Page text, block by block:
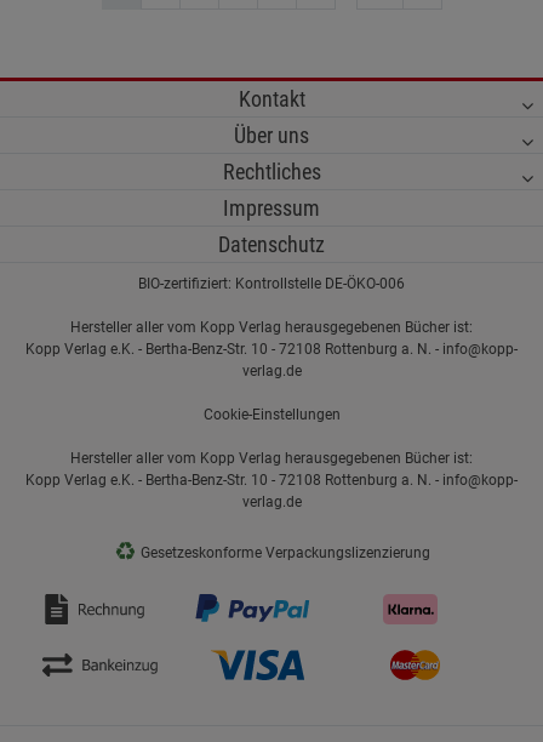
Kontakt
Über uns
Rechtliches
Impressum
Datenschutz
BIO-zertifiziert: Kontrollstelle DE-ÖKO-006
Hersteller aller vom Kopp Verlag herausgegebenen Bücher ist:
Kopp Verlag e.K. - Bertha-Benz-Str. 10 - 72108 Rottenburg a. N. - info@kopp-
verlag.de
Cookie-Einstellungen
Hersteller aller vom Kopp Verlag herausgegebenen Bücher ist:
Kopp Verlag e.K. - Bertha-Benz-Str. 10 - 72108 Rottenburg a. N. - info@kopp-
verlag.de
♻ Gesetzeskonforme Verpackungslizenzierung